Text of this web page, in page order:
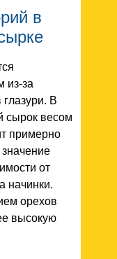
в
из-за
В
сырок весом
примерно
от
начинки.
орехов
высокую